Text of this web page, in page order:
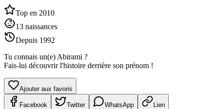
Top en 2010
13 naissances
Depuis 1992
Tu connais un(e) Abirami ?
Fais-lui découvrir l'histoire derrière son prénom !
Ajouter aux favoris
Facebook Twitter WhatsApp Lien